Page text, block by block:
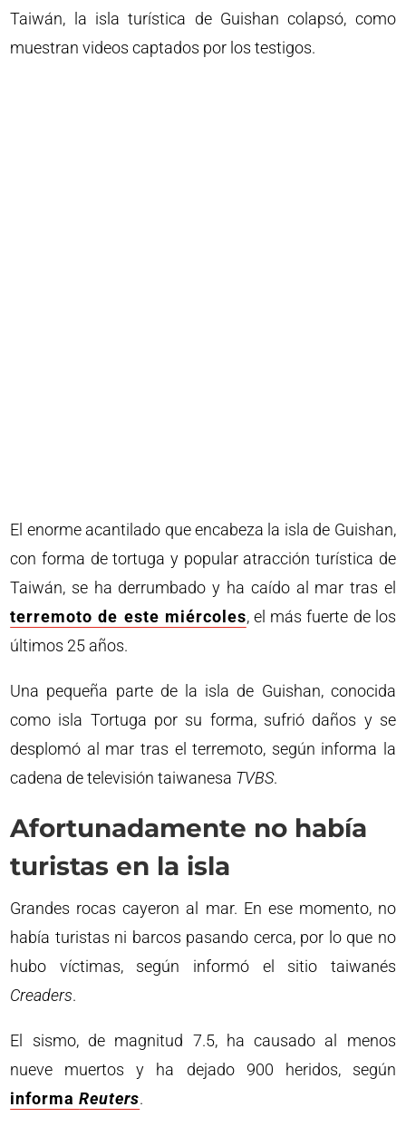
Taiwán, la isla turística de Guishan colapsó, como
muestran videos captados por los testigos.
El enorme acantilado que encabeza la isla de Guishan,
con forma de tortuga y popular atracción turística de
Taiwán, se ha derrumbado y ha caído al mar tras el
terremoto de este miércoles, el más fuerte de los
últimos 25 años.
Una pequeña parte de la isla de Guishan, conocida
como isla Tortuga por su forma, sufrió daños y se
desplomó al mar tras el terremoto, según informa la
cadena de televisión taiwanesa TVBS.
Afortunadamente no había
turistas en la isla
Grandes rocas cayeron al mar. En ese momento, no
había turistas ni barcos pasando cerca, por lo que no
hubo víctimas, según informó el sitio taiwanés
Creaders.
El sismo, de magnitud 7.5, ha causado al menos
nueve muertos y ha dejado 900 heridos, según
informaReuters.